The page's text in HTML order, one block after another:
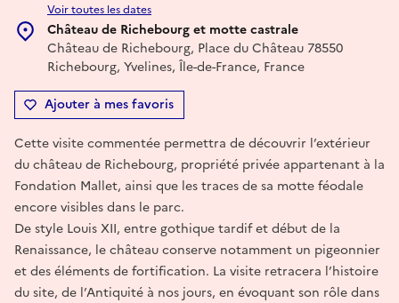
Voir toutes les dates
Château de Richebourg et motte castrale
Château de Richebourg, Place du Château 78550
Richebourg, Yvelines, Île-de-France, France
Ajouter à mes favoris
Cette visite commentée permettra de découvrir l’extérieur
du château de Richebourg, propriété privée appartenant à la
Fondation Mallet, ainsi que les traces de sa motte féodale
encore visibles dans le parc.
De style Louis XII, entre gothique tardif et début de la
Renaissance, le château conserve notamment un pigeonnier
et des éléments de fortification. La visite retracera l’histoire
du site, de l’Antiquité à nos jours, en évoquant son rôle dans